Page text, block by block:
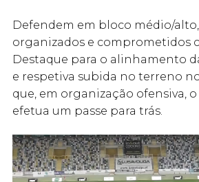
Defendem em bloco médio/
organizados e comprometidos
Destaque para o alinhamento
e respetiva subida no terreno
que, em organização ofensiva,
efetua um passe para trás.